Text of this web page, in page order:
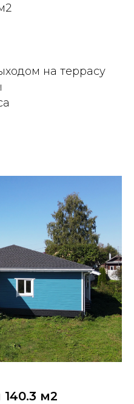
на террасу
м2